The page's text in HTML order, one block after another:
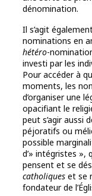
dénomination.
Il s’agit
nominations en
hétéro-
investi par les
Pour accéder à
moments, les
d’organiser une
opacifiant le
peut s’agir aussi
péjoratifs ou
possible
d’» intégristes »,
pensent et se
catholiques et se
fondateur de